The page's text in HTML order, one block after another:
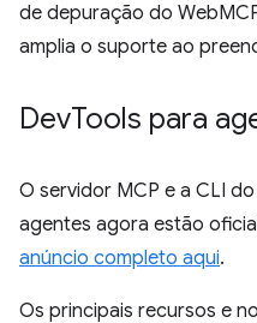
de depuração do
amplia o suporte ao
DevTools para
O servidor MCP e a CLI
agentes agora estão
anúncio completo aqui.
Os principais recursos e